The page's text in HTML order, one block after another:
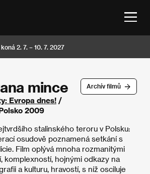
2. 7. – 10. 7. 2027
Archív filmů
mince
Evropa dnes! /
2009
stalinského teroru v Polsku:
osudově poznamená setkání s
Film oplývá mnoha rozmanitými
komplexností, hojnými odkazy na
a kulturu, hravostí, s níž osciluje